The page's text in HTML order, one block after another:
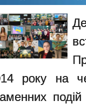
року на
подій